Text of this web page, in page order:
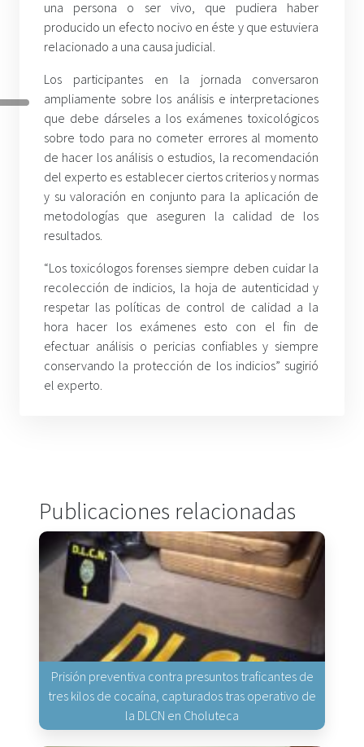
una persona o ser vivo, que pudiera haber
producido un efecto nocivo en éste y que estuviera
relacionado a una causa judicial.
Los participantes en la jornada conversaron
ampliamente sobre los análisis e interpretaciones
que debe dárseles a los exámenes toxicológicos
sobre todo para no cometer errores al momento
de hacer los análisis o estudios, la recomendación
del experto es establecer ciertos criterios y normas
y su valoración en conjunto para la aplicación de
metodologías que aseguren la calidad de los
resultados.
“Los toxicólogos forenses siempre deben cuidar la
recolección de indicios, la hoja de autenticidad y
respetar las políticas de control de calidad a la
hora hacer los exámenes esto con el fin de
efectuar análisis o pericias confiables y siempre
conservando la protección de los indicios” sugirió
el experto.
Publicaciones relacionadas
Prisión preventiva contra presuntos traficantes de
tres kilos de cocaína, capturados tras operativo de
la DLCN en Choluteca